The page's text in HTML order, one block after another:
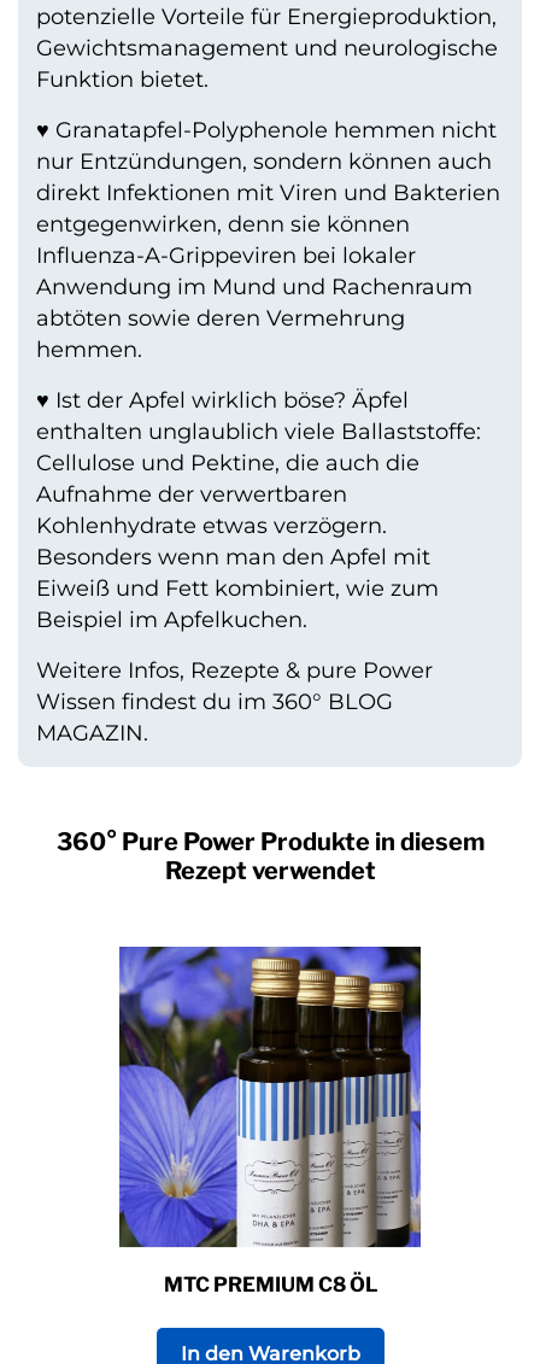
potenzielle Vorteile für Energieproduktion,
Gewichtsmanagement und neurologische
Funktion bietet.
♥ Granatapfel-Polyphenole hemmen nicht
nur Entzündungen, sondern können auch
direkt Infektionen mit Viren und Bakterien
entgegenwirken, denn sie können
Influenza-A-Grippeviren bei lokaler
Anwendung im Mund und Rachenraum
abtöten sowie deren Vermehrung
hemmen.
♥ Ist der Apfel wirklich böse? Äpfel
enthalten unglaublich viele Ballaststoffe:
Cellulose und Pektine, die auch die
Aufnahme der verwertbaren
Kohlenhydrate etwas verzögern.
Besonders wenn man den Apfel mit
Eiweiß und Fett kombiniert, wie zum
Beispiel im Apfelkuchen.
Weitere Infos, Rezepte & pure Power
Wissen findest du im 360° BLOG
MAGAZIN.
360° Pure Power Produkte in diesem
Rezept verwendet
MTC PREMIUM C8 ÖL
In den Warenkorb